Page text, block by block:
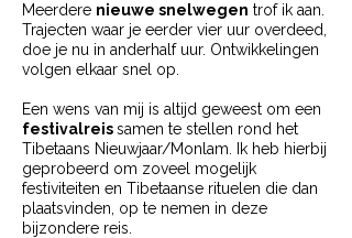
Meerdere nieuwe snelwegen trof ik aan.
Trajecten waar je eerder vier uur overdeed,
doe je nu in anderhalf uur. Ontwikkelingen
volgen elkaar snel op.
Een wens van mij is altijd geweest om een
festivalreissamen te stellen rond het
Tibetaans Nieuwjaar/Monlam. I
k heb hierbij
geprobeerd om zoveel mogelijk
festiviteiten en Tibetaanse rituelen die dan
plaatsvinden, op te nemen in deze
bijzondere reis.